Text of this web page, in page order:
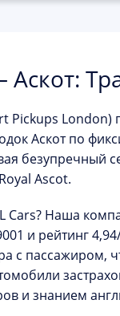
Аскот:
Pickups London)
Аскотпо
безупречный
Ascot.
Cars?Наша
и рейтинг
с пассажиром,
и знанием